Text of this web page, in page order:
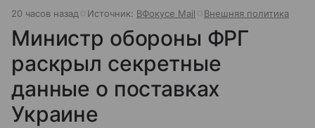
20 часов назад Источник: ВФокусе Mail Внешняя политика
Министр обороны ФРГ
раскрыл секретные
данные о поставках
Украине